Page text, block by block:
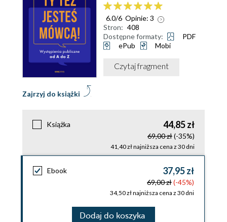
Zajrzyj do książki
6.0/6 Opinie: 3
Stron: 408
Dostępne formaty:
PDF
ePub
Mobi
Czytaj fragment
Książka 44,85 zł
69,00 zł(-35%)
41,40 zł najniższa cena z 30 dni
Ebook 37,95 zł
69,00 zł(-45%)
34,50 zł najniższa cena z 30 dni
Dodaj do koszyka